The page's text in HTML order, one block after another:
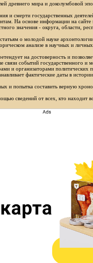
древнего мира и доколумбовой
и смерти государственных
На основе информации на
значения - округа, области,
о молодой науке
анализе в научных и личных
на достоверность и
событий государственного и
и организаторами
фактические даты в истории
и попытка составить верную
сведений от всех, кто находит